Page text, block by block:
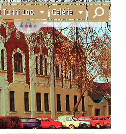
Turini 100 Galéria